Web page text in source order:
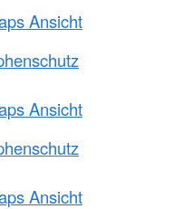
Ansicht
Ansicht
Ansicht